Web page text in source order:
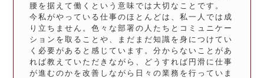
腰を据えて働くという意味では大切なことです。
今私がやっている仕事のほとんどは、私一人では成
り立ちません。色々な部署の人たちとコミュニケー
ションを取ることや、まだまだ知識を身につけてい
く必要があると感じています。分からないことがあ
れば教えていただきながら、どうすれば円滑に仕事
が進むのかを改善しながら日々の業務を行っていま